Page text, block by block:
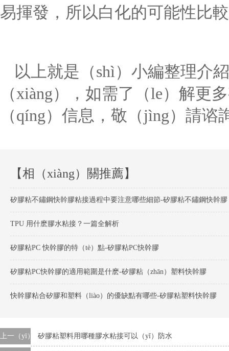
易揮發，所以白化的可能性比
以上就是（shì）小編整理介
（xiàng），如需了（le）解更
（qíng）信息，敬（jìng）請
【相（xiàng）關推薦】
矽膠粘不鏽鋼快幹膠粘接過程中要注意哪些細節-矽膠粘不鏽鋼快幹膠
TPU 用什麽膠水粘接？一篇全解析
矽膠粘PC 快幹膠的特（tè）點-矽膠粘PC快幹膠
矽膠粘PC快幹膠的適用範圍是什麽-矽膠粘（zhān）塑料快幹膠
快幹膠粘合矽膠和塑料（liào）的優缺點有哪些-矽膠粘塑料快幹膠
上一（yī）條矽膠粘塑料用哪種膠水粘接可以（yǐ）防水